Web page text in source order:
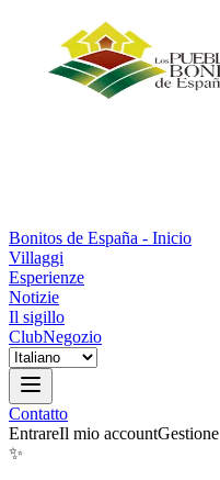
Bonitos de España - Inicio
Villaggi
Esperienze
Notizie
Il sigillo
ClubNegozio
Contatto
EntrareIl mio accountGestione
✨